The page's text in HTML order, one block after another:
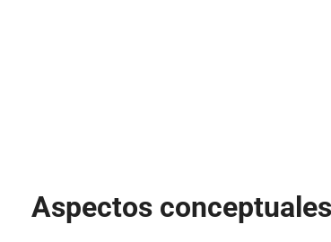
Aspectos conceptuales